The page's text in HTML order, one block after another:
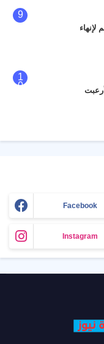
لإنهاء
Facebook
Instagram